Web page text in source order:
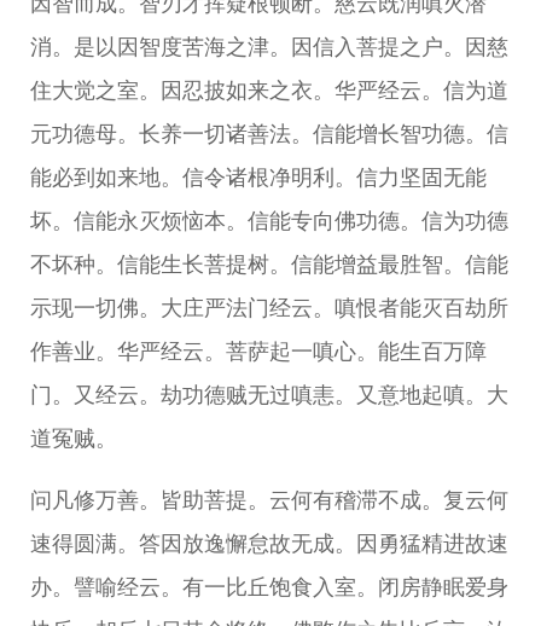
消。是以因智度苦海之津。因信入菩提之户。因慈
住大觉之室。因忍披如来之衣。华严经云。信为道
元功德母。长养一切诸善法。信能增长智功德。信
能必到如来地。信令诸根净明利。信力坚固无能
坏。信能永灭烦恼本。信能专向佛功德。信为功德
不坏种。信能生长菩提树。信能增益最胜智。信能
示现一切佛。大庄严法门经云。嗔恨者能灭百劫所
作善业。华严经云。菩萨起一嗔心。能生百万障
门。又经云。劫功德贼无过嗔恚。又意地起嗔。大
道冤贼。
问凡修万善。皆助菩提。云何有稽滞不成。复云何
速得圆满。答因放逸懈怠故无成。因勇猛精进故速
办。譬喻经云。有一比丘饱食入室。闭房静眠爱身